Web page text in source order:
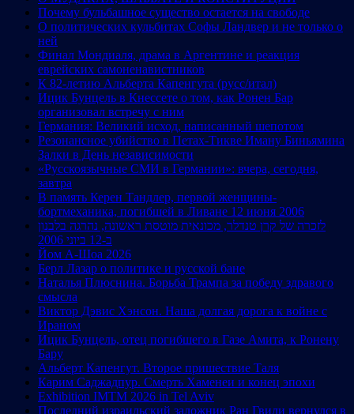
Почему бульбашное существо остается на свободе
О политических кульбитах Софы Ландвер и не только о
ней
Финал Мондиаля, драма в Аргентине и реакция
еврейских самоненавистников
К 82-летию Альберта Капенгута (русс/итал)
Ицик Бунцель в Кнессете о том, как Ронен Бар
организовал встречу с ним
Германия: Великий исход, написанный шепотом
Резонансное убийство в Петах-Тикве Иману Биньямина
Залки в День независимости
«Русскоязычные СМИ в Германии»: вчера, сегодня,
завтра
В память Керен Тандлер, первой женщины-
бортмеханика, погибшей в Ливане 12 июня 2006
לזכרה של קרן טנדלר, מכונאית מוטסת ראשונה, נהרגה בלבנון
ב-12 ביוני 2006
Йом А-Шоа 2026
Берл Лазар о политике и русской бане
Наталья Плюснина. Борьба Трампа за победу здравого
смысла
Виктор Дэвис Хэнсон. Наша долгая дорога к войне с
Ираном
Ицик Бунцель, отец погибшего в Газе Амита, к Ронену
Бару
Альберт Капенгут. Второе пришествие Таля
Карим Саджадпур. Смерть Хаменеи и конец эпохи
Exhibition IMTM 2026 in Tel Aviv
Последний израильский заложник Ран Гвили вернулся в